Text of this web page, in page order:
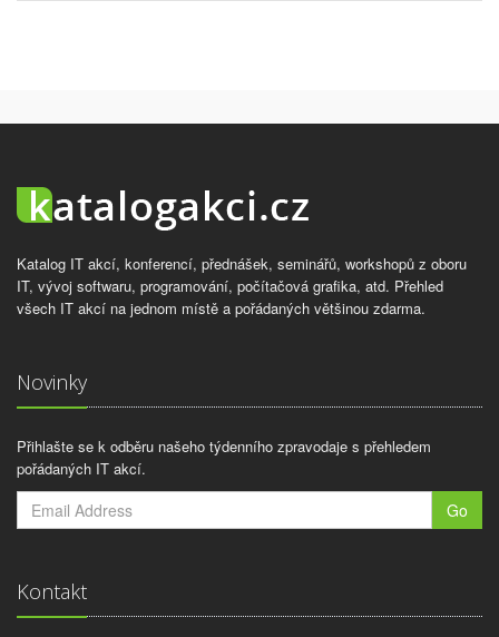
Katalog IT akcí, konferencí, přednášek, seminářů, workshopů z oboru
IT, vývoj softwaru, programování, počítačová grafika, atd. Přehled
všech IT akcí na jednom místě a pořádaných většinou zdarma.
Novinky
Přihlašte se k odběru našeho týdenního zpravodaje s přehledem
pořádaných IT akcí.
Go
Kontakt